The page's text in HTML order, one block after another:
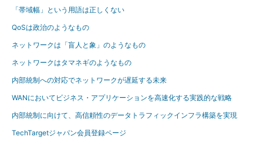
「帯域幅」という用語は正しくない
QoSは政治のようなもの
ネットワークは「盲人と象」のようなもの
ネットワークはタマネギのようなもの
内部統制への対応でネットワークが遅延する未来
WANにおいてビジネス・アプリケーションを高速化する実践的な戦略
内部統制に向けて、高信頼性のデータトラフィックインフラ構築を実現
TechTargetジャパン会員登録ページ